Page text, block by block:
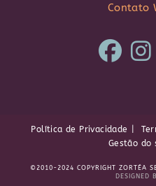
Contato
Política de Privacidade
Gestão do
©2010-2024 COPYRIGHT ZORTÉA
DESIGNED